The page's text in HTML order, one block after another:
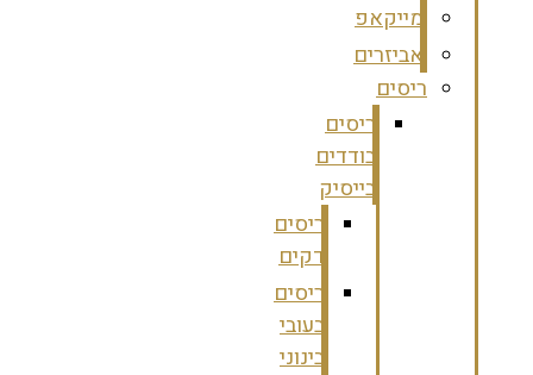
מייקאפ
אביזרים
ריסים
ריסים
בודדים
בייסיק
ריסים
דקים
ריסים
בעובי
בינוני